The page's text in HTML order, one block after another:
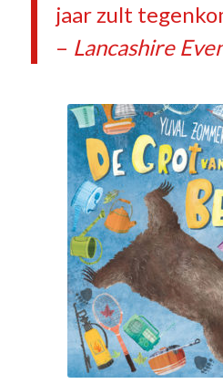
jaar zult
– Lancashire